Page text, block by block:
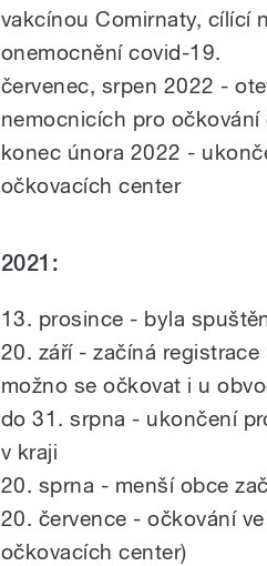
vakcínou Comirnaty, cílící
onemocnění covid-19.
červenec, srpen 2022 -
nemocnicích pro očkování
konec února 2022 -
očkovacích center
2021:
13. prosince - byla
20. září - začíná
možno se očkovat i u
do 31. srpna - ukončení
v kraji
20. sprna - menší obce
20. července - očkování
očkovacích center)